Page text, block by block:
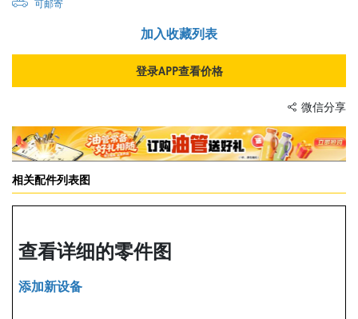
可邮寄
加入收藏列表
登录APP查看价格
微信分享
相关配件列表图
查看详细的零件图
添加新设备